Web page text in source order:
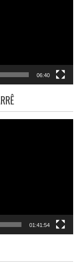
06:40
01:41:54